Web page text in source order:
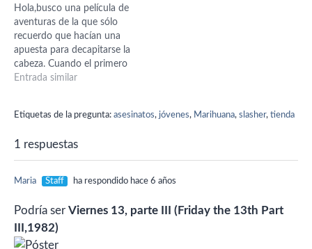
Hola,busco una película de
aventuras de la que sólo
recuerdo que hacían una
apuesta para decapitarse la
cabeza. Cuando el primero
se la decapita, se levanta y
de la película pasa toda la
que devolver…
Entrada similar
Etiquetas de la pregunta: asesinatos, jóvenes, Marihuana, slasher, tienda
1 respuestas
Maria Staff ha respondido hace 6 años
Podría ser Viernes 13, parte III (Friday the 13th Part
III,1982)